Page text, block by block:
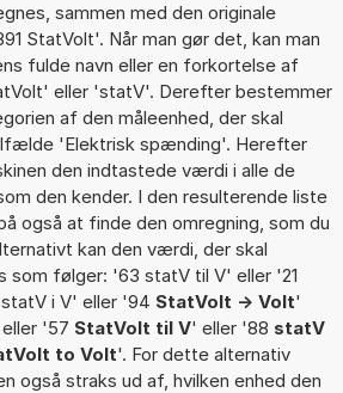
sammen med den originale
StatVolt'. Når man gør det, kan man
fulde navn eller en forkortelse af
eller 'statV'. Derefter bestemmer
af den måleenhed, der skal
'Elektrisk spænding'. Herefter
den indtastede værdi i alle de
den kender. I den resulterende liste
også at finde den omregning, som du
kan den værdi, der skal
som følger: '63 statV til V' eller '21
i V' eller '94 StatVolt -> Volt'
'57 StatVolt til V' eller '88 statV
to Volt'. For dette alternativ
også straks ud af, hvilken enhed den